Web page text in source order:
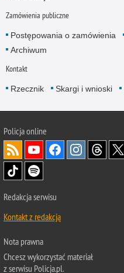
Zamówienia publiczne
Postępowania o zamówienia
Archiwum
Kontakt
Rzecznik Skargi i wnioski
Policjaonline
Redakcja serwisu
Kontakt z redakcją
Nota prawna
Chcesz wykorzystać materiał
z serwisu Policja.pl.